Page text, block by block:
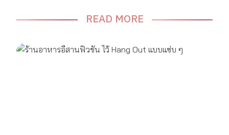
READ MORE